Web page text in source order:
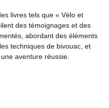
livres tels que « Vélo et
des témoignages et des
abordant des éléments
techniques de bivouac, et
aventure réussie.